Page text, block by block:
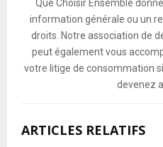
Que Choisir Ensemble
information générale ou un
droits. Notre association de
peut également vous
votre litige de consommation
devenez
ARTICLES RELATIFS